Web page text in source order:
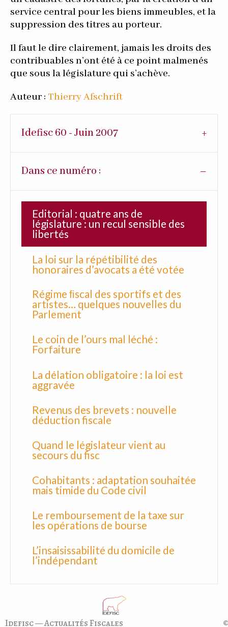
service central pour les biens immeubles, et la
suppression des titres au porteur.
Il faut le dire clairement, jamais les droits des
contribuables n’ont été à ce point malmenés
que sous la législature qui s’achève.
Auteur : Thierry Afschrift
Idefisc 60 - Juin 2007
Dans ce numéro :
Editorial : quatre ans de
législature : un recul sensible des
libertés
La loi sur la répétibilité des
honoraires d’avocats a été votée
Régime ﬁscal des sportifs et des
artistes… quelques nouvelles du
Parlement
Le coin de l’ours mal léché :
Forfaiture
La délation obligatoire : la loi est
aggravée
Revenus des brevets : nouvelle
déduction fiscale
Quand le législateur vient au
secours du fisc
Cohabitants : adaptation souhaitée
mais timide du Code civil
Le remboursement de la taxe sur
les opérations de bourse
L’insaisissabilité du domicile de
l’indépendant
Idefisc — Actualités Fiscales